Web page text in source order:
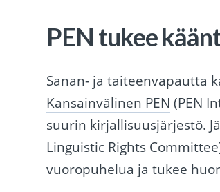
PEN tukee
Sanan- ja taiteenvapautta
Kansainvälinen PEN (PEN
suurin kirjallisuusjärjestö.
Linguistic Rights
vuoropuhelua ja tukee